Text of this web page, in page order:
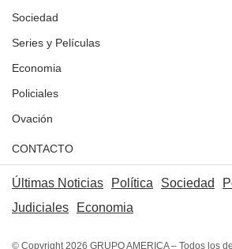
Sociedad
Series y Películas
Economia
Policiales
Ovación
CONTACTO
Últimas Noticias Política Sociedad
Judiciales
Economia
© Copyright 2026 GRUPO AMERICA – Todos los